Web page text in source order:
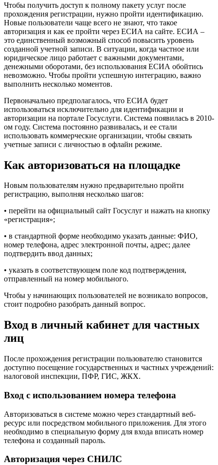
Чтобы получить доступ к полному пакету услуг после
прохождения регистрации, нужно пройти идентификацию.
Новые пользователи чаще всего не знают, что такое
авторизация и как ее пройти через ЕСИА на сайте. ЕСИА –
это единственный возможный способ повысить уровень
созданной учетной записи. В ситуации, когда частное или
юридическое лицо работает с важными документами,
денежными оборотами, без использования ЕСИА обойтись
невозможно. Чтобы пройти успешную интеграцию, важно
выполнить несколько моментов.
Первоначально предполагалось, что ЕСИА будет
использоваться исключительно для идентификации и
авторизации на портале Госуслуги. Система появилась в 2010-
ом году. Система постоянно развивалась, и ее стали
использовать коммерческие организации, чтобы связать
учетные записи с личностью в офлайн режиме.
Как авторизоваться на площадке
Новым пользователям нужно предварительно пройти
регистрацию, выполняя несколько шагов:
• перейти на официальный сайт Госуслуг и нажать на кнопку
«регистрация»;
• в стандартной форме необходимо указать данные: ФИО,
номер телефона, адрес электронной почты, адрес; далее
подтвердить ввод данных;
• указать в соответствующем поле код подтверждения,
отправленный на номер мобильного.
Чтобы у начинающих пользователей не возникало вопросов,
стоит подробно разобрать данный вопрос.
Вход в личный кабинет для частных
лиц
После прохождения регистрации пользователю становится
доступно посещение государственных и частных учреждений:
налоговой инспекции, ПФР, ГИС, ЖКХ.
Вход с использованием номера телефона
Авторизоваться в системе можно через стандартный веб-
ресурс или посредством мобильного приложения. Для этого
необходимо в специальную форму для входа вписать номер
телефона и созданный пароль.
Авторизация через СНИЛС